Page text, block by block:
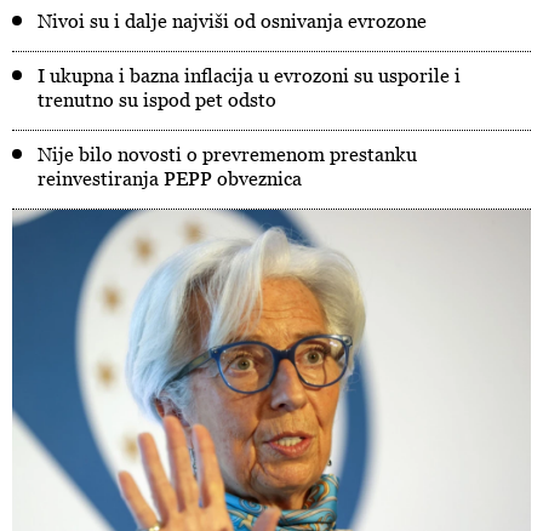
Nivoi su i dalje najviši od osnivanja evrozone
I ukupna i bazna inflacija u evrozoni su usporile i
trenutno su ispod pet odsto
Nije bilo novosti o prevremenom prestanku
reinvestiranja PEPP obveznica